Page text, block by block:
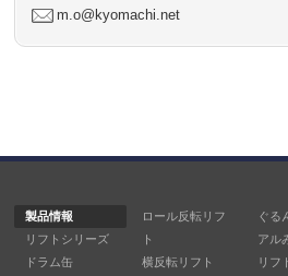
m.o@kyomachi.net
製品情報
リフトシリーズ
ドラム缶
ロール反転リフ
ト
横反転リフト
ぐる
アル
リフ